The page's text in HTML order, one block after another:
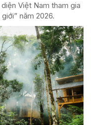
Việt Nam tham gia
năm 2026.